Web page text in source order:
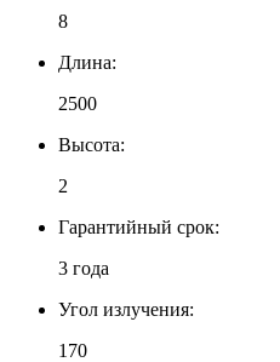
8
Длина:
2500
Высота:
2
Гарантийный срок:
3 года
Угол излучения:
170